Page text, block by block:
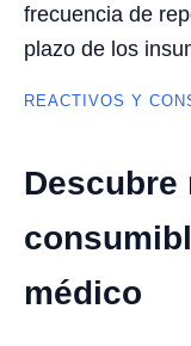
frecuencia de
plazo de los
REACTIVOS Y
médico